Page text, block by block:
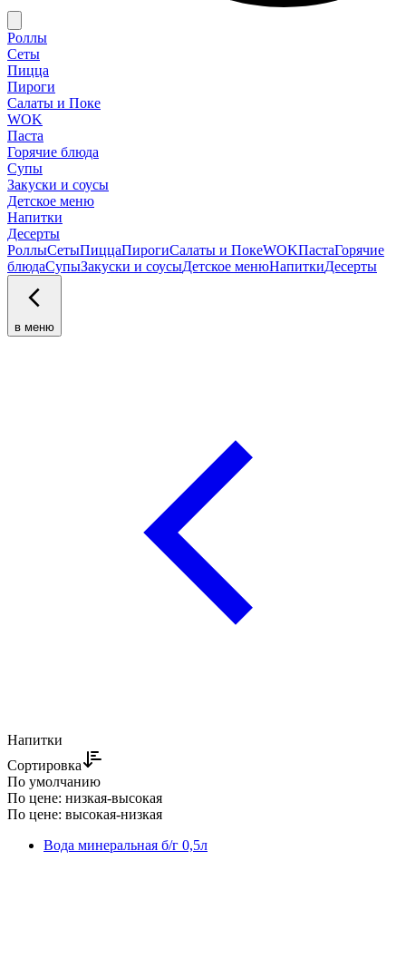
Роллы
Сеты
Пицца
Пироги
Салаты и Поке
WOK
Паста
Горячие блюда
Супы
Закуски и соусы
Детское меню
Напитки
Десерты
РоллыСетыПиццаПирогиСалаты и ПокеWOKПастаГорячие
блюдаСупыЗакуски и соусыДетское менюНапиткиДесерты
в меню
Напитки
Сортировка
По умолчанию
По цене: низкая-высокая
По цене: высокая-низкая
Вода минеральная б/г 0,5л